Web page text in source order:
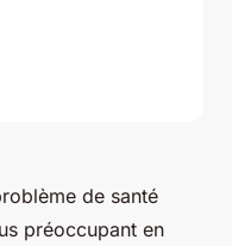
de santé
préoccupant en